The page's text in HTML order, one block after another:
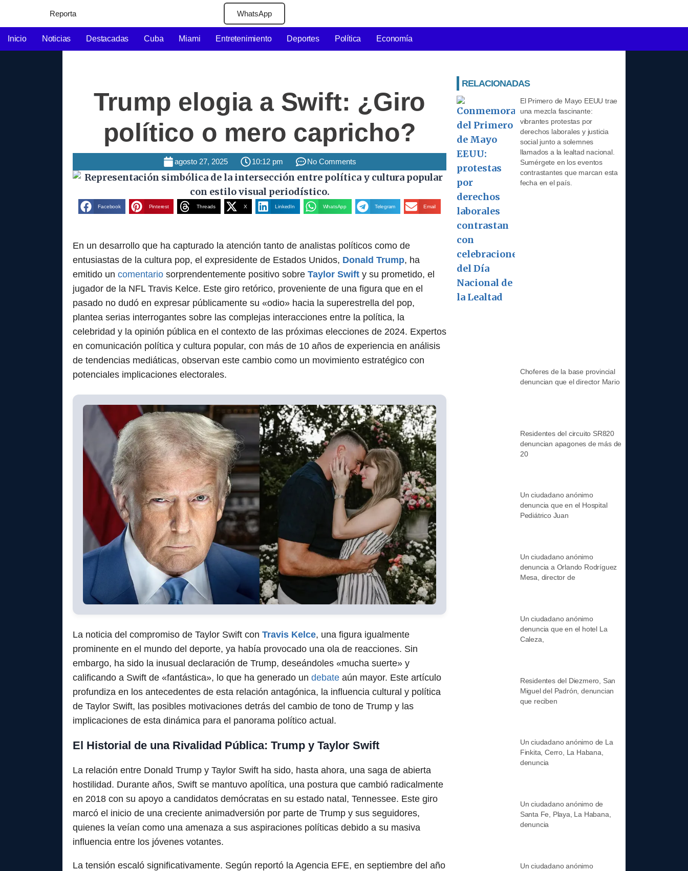
Reporta WhatsApp
Inicio Noticias Destacadas Cuba Miami Entretenimiento Deportes Política Economía
Trump elogia a Swift: ¿Giro
político o mero capricho?
agosto 27, 2025 10:12 pm No Comments
Facebook Pinterest Threads X LinkedIn WhatsApp Telegram Email
En un desarrollo que ha capturado la atención tanto de analistas políticos como de
entusiastas de la cultura pop, el expresidente de Estados Unidos, Donald Trump, ha
emitido un comentario sorprendentemente positivo sobre Taylor Swift y su prometido, el
jugador de la NFL Travis Kelce. Este giro retórico, proveniente de una figura que en el
pasado no dudó en expresar públicamente su «odio» hacia la superestrella del pop,
plantea serias interrogantes sobre las complejas interacciones entre la política, la
celebridad y la opinión pública en el contexto de las próximas elecciones de 2024. Expertos
en comunicación política y cultura popular, con más de 10 años de experiencia en análisis
de tendencias mediáticas, observan este cambio como un movimiento estratégico con
potenciales implicaciones electorales.
La noticia del compromiso de Taylor Swift con Travis Kelce, una figura igualmente
prominente en el mundo del deporte, ya había provocado una ola de reacciones. Sin
embargo, ha sido la inusual declaración de Trump, deseándoles «mucha suerte» y
calificando a Swift de «fantástica», lo que ha generado un debate aún mayor. Este artículo
profundiza en los antecedentes de esta relación antagónica, la influencia cultural y política
de Taylor Swift, las posibles motivaciones detrás del cambio de tono de Trump y las
implicaciones de esta dinámica para el panorama político actual.
El Historial de una Rivalidad Pública: Trump y Taylor Swift
La relación entre Donald Trump y Taylor Swift ha sido, hasta ahora, una saga de abierta
hostilidad. Durante años, Swift se mantuvo apolítica, una postura que cambió radicalmente
en 2018 con su apoyo a candidatos demócratas en su estado natal, Tennessee. Este giro
marcó el inicio de una creciente animadversión por parte de Trump y sus seguidores,
quienes la veían como una amenaza a sus aspiraciones políticas debido a su masiva
influencia entre los jóvenes votantes.
La tensión escaló significativamente. Según reportó la Agencia EFE, en septiembre del año
El Primero de Mayo EEUU trae
una mezcla fascinante:
vibrantes protestas por
derechos laborales y justicia
social junto a solemnes
llamados a la lealtad nacional.
Sumérgete en los eventos
contrastantes que marcan esta
fecha en el país.
Choferes de la base provincial
denuncian que el director Mario
Residentes del circuito SR820
denuncian apagones de más de
20
Un ciudadano anónimo
denuncia que en el Hospital
Pediátrico Juan
Un ciudadano anónimo
denuncia a Orlando Rodríguez
Mesa, director de
Un ciudadano anónimo
denuncia que en el hotel La
Caleza,
Residentes del Diezmero, San
Miguel del Padrón, denuncian
que reciben
Un ciudadano anónimo de La
Finkita, Cerro, La Habana,
denuncia
Un ciudadano anónimo de
Santa Fe, Playa, La Habana,
denuncia
Un ciudadano anónimo
RELACIONADAS